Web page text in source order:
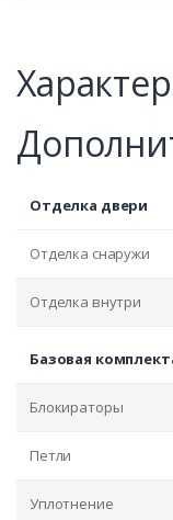
Отделка двери
Отделка снаружи
Отделка внутри
Базовая
Блокираторы
Петли
Уплотнение